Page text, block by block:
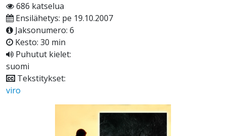
686 katselua
Ensilähetys: pe 19.10.2007
Jaksonumero: 6
Kesto: 30 min
Puhutut kielet:
suomi
Tekstitykset:
viro